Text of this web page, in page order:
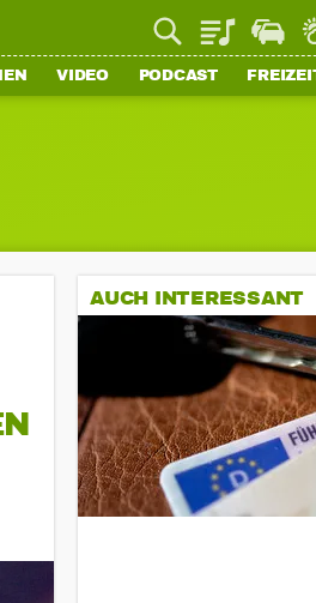
Playlist
VIDEO PODCAST
AUCH INTERESSANT